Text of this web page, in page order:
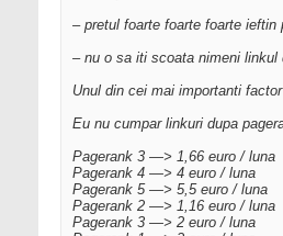
– pretul foarte foarte foarte ieftin
– nu o sa iti scoata nimeni
Unul din cei mai importanti
Eu nu cumpar linkuri dupa
Pagerank 3 —> 1,66 euro / luna
Pagerank 4 —> 4 euro / luna
Pagerank 5 —> 5,5 euro / luna
Pagerank 2 —> 1,16 euro / luna
Pagerank 3 —> 2 euro / luna